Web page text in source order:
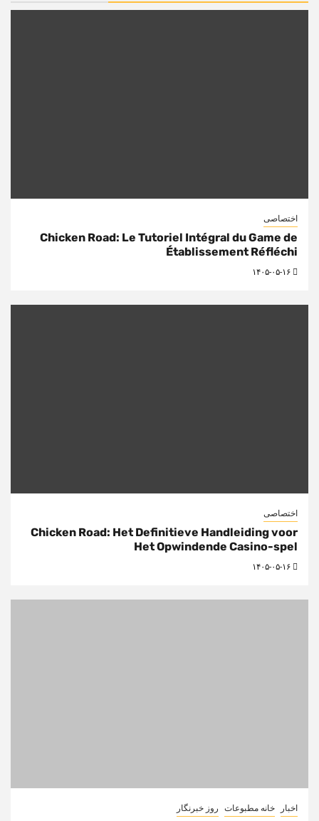
اختصاصی
Chicken Road: Le Tutoriel Intégral du Game de
Établissement Réfléchi
اختصاصی
Chicken Road: Het Definitieve Handleiding voor
Het Opwindende Casino-spel
اخبار خانه مطبوعات روز خبرنگار